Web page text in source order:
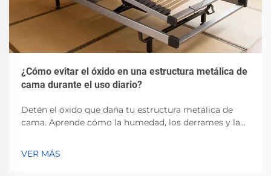
¿Cómo evitar el óxido en una estructura metálica de
cama durante el uso diario?
Detén el óxido que daña tu estructura metálica de
cama. Aprende cómo la humedad, los derrames y la
pasos comprobados para prevenirla. Protege tu
inversión ahora.
VER MÁS